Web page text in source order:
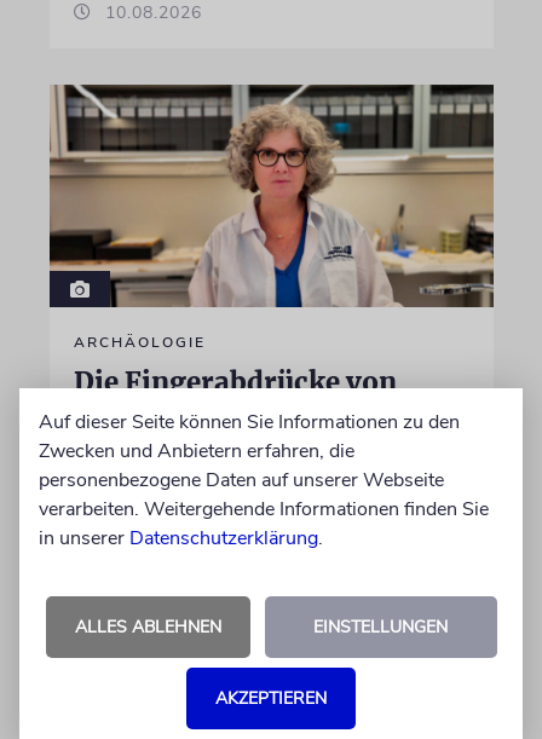
10.08.2026
ARCHÄOLOGIE
Die Fingerabdrücke von
Qumran
Wie Wissenschaftler mithilfe von Künstlicher
Intelligenz den Schriftrollen vom Toten Meer
ihre letzten Geheimnisse entlocken wollen
10.08.2026
Auf dieser Seite können Sie Informationen zu den
Zwecken und Anbietern erfahren, die
personenbezogene Daten auf unserer Webseite
verarbeiten. Weitergehende Informationen finden Sie
in unserer Datenschutzerklärung.
ALLES ABLEHNEN EINSTELLUNGEN
AKZEPTIEREN